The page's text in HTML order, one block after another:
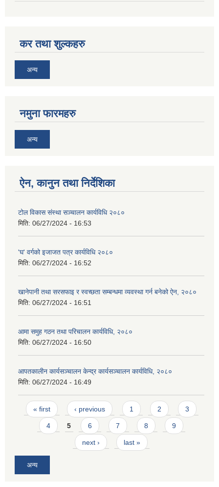
कर तथा शुल्कहरु
अन्य
नमुना फारमहरु
अन्य
ऐन, कानुन तथा निर्देशिका
टोल विकास संस्था सञ्चालन कार्यविधि २०८०
मिति: 06/27/2024 - 16:53
'घ' वर्गको इजाजत पत्र कार्यविधि २०८०
मिति: 06/27/2024 - 16:52
खानेपानी तथा सरसफाइ र स्वच्छता सम्बन्धमा व्यवस्था गर्न बनेको ऐन, २०८०
मिति: 06/27/2024 - 16:51
आमा समुह गठन तथा परिचालन कार्यविधि, २०८०
मिति: 06/27/2024 - 16:50
आपतकालीन कार्यसञ्चालन केन्द्र कार्यसञ्चालन कार्यविधि, २०८०
मिति: 06/27/2024 - 16:49
Pages
« first ‹ previous 1 2 3
4 5 6 7 8 9
next › last »
अन्य